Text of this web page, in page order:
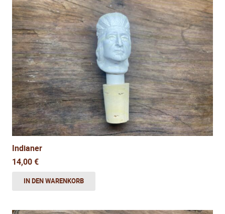
Indianer
14,00€
IN DEN WARENKORB